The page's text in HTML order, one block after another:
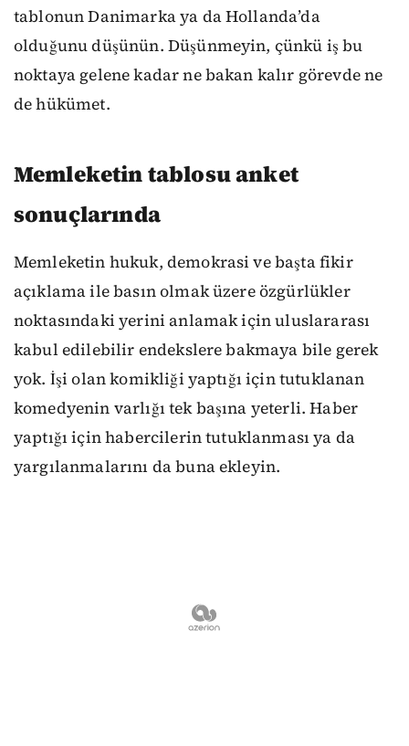
tablonun Danimarka ya da Hollanda’da
olduğunu düşünün. Düşünmeyin, çünkü iş bu
noktaya gelene kadar ne bakan kalır görevde ne
de hükümet.
Memleketin tablosu anket
sonuçlarında
Memleketin hukuk, demokrasi ve başta fikir
açıklama ile basın olmak üzere özgürlükler
noktasındaki yerini anlamak için uluslararası
kabul edilebilir endekslere bakmaya bile gerek
yok. İşi olan komikliği yaptığı için tutuklanan
komedyenin varlığı tek başına yeterli. Haber
yaptığı için habercilerin tutuklanması ya da
yargılanmalarını da buna ekleyin.